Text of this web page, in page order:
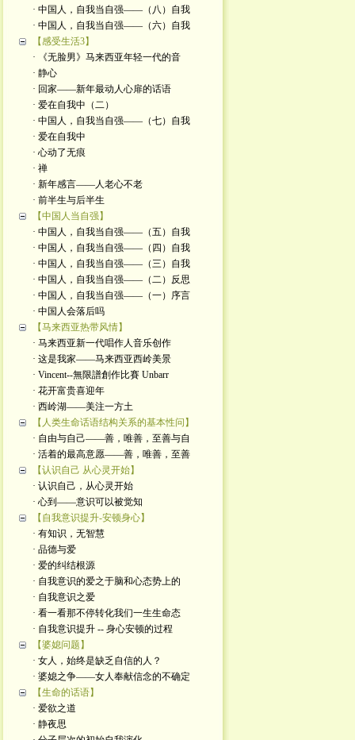
· 中国人，自我当自强——（八）自我
· 中国人，自我当自强——（六）自我
【感受生活3】
· 《无脸男》马来西亚年轻一代的音
· 静心
· 回家——新年最动人心扉的话语
· 爱在自我中（二）
· 中国人，自我当自强——（七）自我
· 爱在自我中
· 心动了无痕
· 禅
· 新年感言——人老心不老
· 前半生与后半生
【中国人当自强】
· 中国人，自我当自强——（五）自我
· 中国人，自我当自强——（四）自我
· 中国人，自我当自强——（三）自我
· 中国人，自我当自强——（二）反思
· 中国人，自我当自强——（一）序言
· 中国人会落后吗
【马来西亚热带风情】
· 马来西亚新一代唱作人音乐创作
· 这是我家——马来西亚西岭美景
· Vincent--無限譜創作比賽 Unbarr
· 花开富贵喜迎年
· 西岭湖——美注一方土
【人类生命话语结构关系的基本性问】
· 自由与自己——善，唯善，至善与自
· 活着的最高意愿——善，唯善，至善
【认识自己 从心灵开始】
· 认识自己，从心灵开始
· 心到——意识可以被觉知
【自我意识提升-安顿身心】
· 有知识，无智慧
· 品德与爱
· 爱的纠结根源
· 自我意识的爱之于脑和心态势上的
· 自我意识之爱
· 看一看那不停转化我们一生生命态
· 自我意识提升 -- 身心安顿的过程
【婆媳问题】
· 女人，始终是缺乏自信的人？
· 婆媳之争——女人奉献信念的不确定
【生命的话语】
· 爱欲之道
· 静夜思